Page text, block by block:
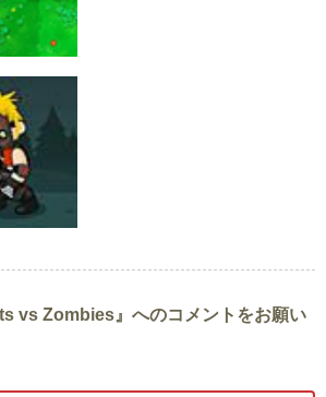
vs Zombies』へのコメントをお願い